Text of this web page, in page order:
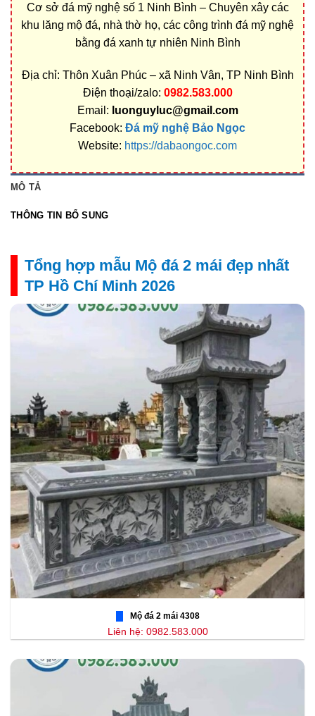
Cơ sở đá mỹ nghệ số 1 Ninh Bình – Chuyên xây các
khu lăng mộ đá, nhà thờ họ, các công trình đá mỹ nghệ
bằng đá xanh tự nhiên Ninh Bình
Địa chỉ: Thôn Xuân Phúc – xã Ninh Vân, TP Ninh Bình
Điện thoại/zalo: 0982.583.000
Email: luonguyluc@gmail.com
Facebook: Đá mỹ nghệ Bảo Ngọc
Website: https://dabaongoc.com
MÔ TẢ
THÔNG TIN BỔ SUNG
Tổng hợp mẫu Mộ đá 2 mái đẹp nhất
TP Hồ Chí Minh 2026
Mộ đá 2 mái 4308
Liên hệ: 0982.583.000